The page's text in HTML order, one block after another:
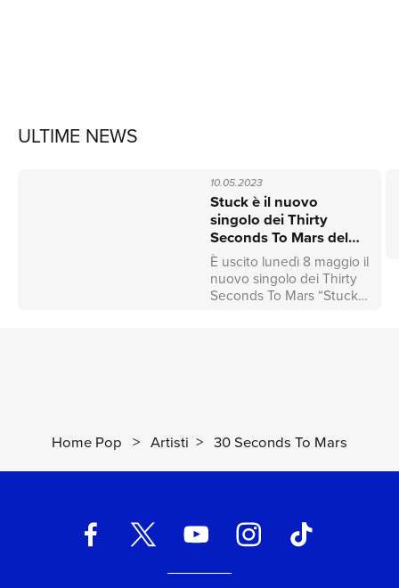
ULTIME NEWS
10.05.2023
Stuck è il nuovo
singolo dei Thirty
Seconds To Mars del
2023
È uscito lunedì 8 maggio il
nuovo singolo dei Thirty
Seconds To Mars “Stuck”,
era musicale dei fratelli
accompagnato dallo
straordinario videoclip
Home Pop > Artisti > 30 Seconds To Mars